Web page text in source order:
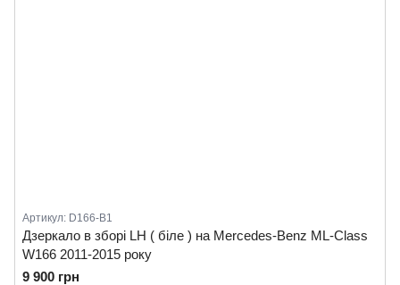
Артикул: D166-B1
Дзеркало в зборі LH ( біле ) на Mercedes-Benz ML-Class
W166 2011-2015 року
9 900 грн